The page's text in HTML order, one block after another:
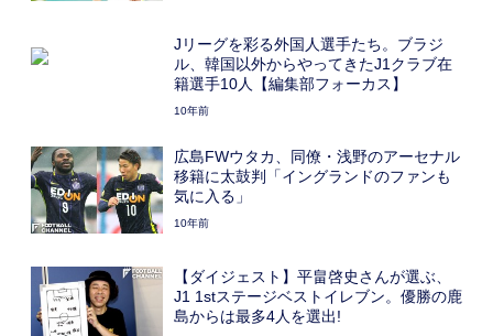
Jリーグを彩る外国人選手たち。ブラジ
ル、韓国以外からやってきたJ1クラブ在
籍選手10人【編集部フォーカス】
10年前
広島FWウタカ、同僚・浅野のアーセナル
移籍に太鼓判「イングランドのファンも
気に入る」
10年前
【ダイジェスト】平畠啓史さんが選ぶ、
J1 1stステージベストイレブン。優勝の鹿
島からは最多4人を選出!